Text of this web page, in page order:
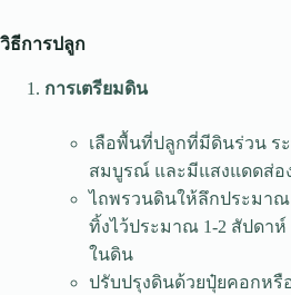
วิธีการปลูก
การเตรียมดิน
เลือพื้นที่ปลูกที่มีดินร่วน ร
สมบูรณ์ และมีแสงแดดส่อ
ไถพรวนดินให้ลึกประมาณ
ทิ้งไว้ประมาณ 1-2 สัปดา
ในดิน
ปรับปรุงดินด้วยปุ๋ยคอกหรื